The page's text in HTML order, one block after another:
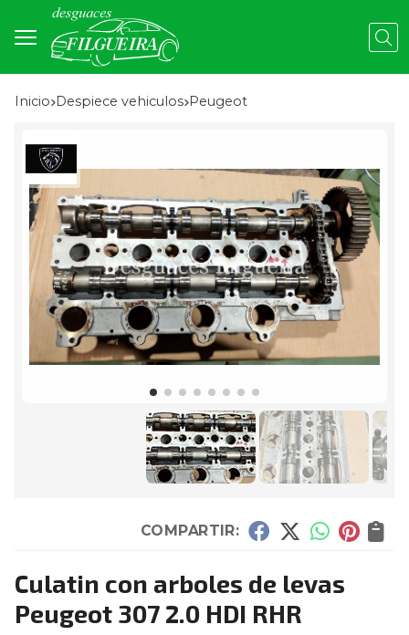
Inicio despiece vehiculos peugeot
COMPARTIR:
Culatin con arboles de levas
Peugeot 307 2.0 HDI RHR